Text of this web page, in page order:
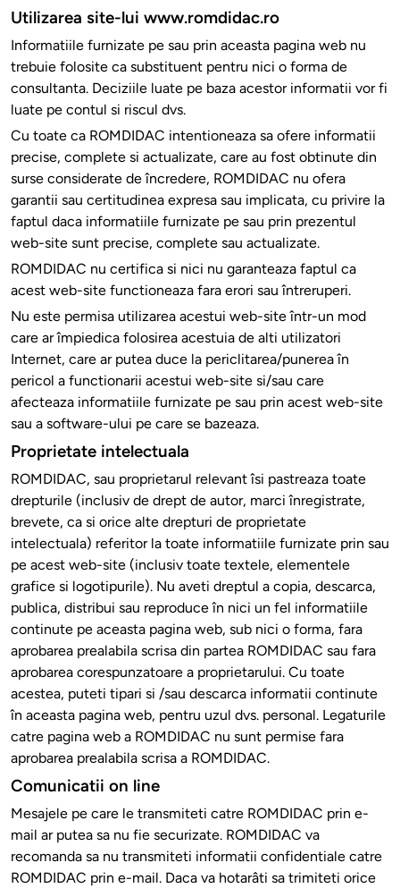
Utilizarea site-lui www.romdidac.ro
Informatiile furnizate pe sau prin aceasta pagina web nu
trebuie folosite ca substituent pentru nici o forma de
consultanta. Deciziile luate pe baza acestor informatii vor fi
luate pe contul si riscul dvs.
Cu toate ca ROMDIDAC intentioneaza sa ofere informatii
precise, complete si actualizate, care au fost obtinute din
surse considerate de încredere, ROMDIDAC nu ofera
garantii sau certitudinea expresa sau implicata, cu privire la
faptul daca informatiile furnizate pe sau prin prezentul
web-site sunt precise, complete sau actualizate.
ROMDIDAC nu certifica si nici nu garanteaza faptul ca
acest web-site functioneaza fara erori sau întreruperi.
Nu este permisa utilizarea acestui web-site într-un mod
care ar împiedica folosirea acestuia de alti utilizatori
Internet, care ar putea duce la periclitarea/punerea în
pericol a functionarii acestui web-site si/sau care
afecteaza informatiile furnizate pe sau prin acest web-site
sau a software-ului pe care se bazeaza.
Proprietate intelectuala
ROMDIDAC, sau proprietarul relevant îsi pastreaza toate
drepturile (inclusiv de drept de autor, marci înregistrate,
brevete, ca si orice alte drepturi de proprietate
intelectuala) referitor la toate informatiile furnizate prin sau
pe acest web-site (inclusiv toate textele, elementele
grafice si logotipurile). Nu aveti dreptul a copia, descarca,
publica, distribui sau reproduce în nici un fel informatiile
continute pe aceasta pagina web, sub nici o forma, fara
aprobarea prealabila scrisa din partea ROMDIDAC sau fara
aprobarea corespunzatoare a proprietarului. Cu toate
acestea, puteti tipari si /sau descarca informatii continute
în aceasta pagina web, pentru uzul dvs. personal. Legaturile
catre pagina web a ROMDIDAC nu sunt permise fara
aprobarea prealabila scrisa a ROMDIDAC.
Comunicatii on line
Mesajele pe care le transmiteti catre ROMDIDAC prin e-
mail ar putea sa nu fie securizate. ROMDIDAC va
recomanda sa nu transmiteti informatii confidentiale catre
ROMDIDAC prin e-mail. Daca va hotarâti sa trimiteti orice